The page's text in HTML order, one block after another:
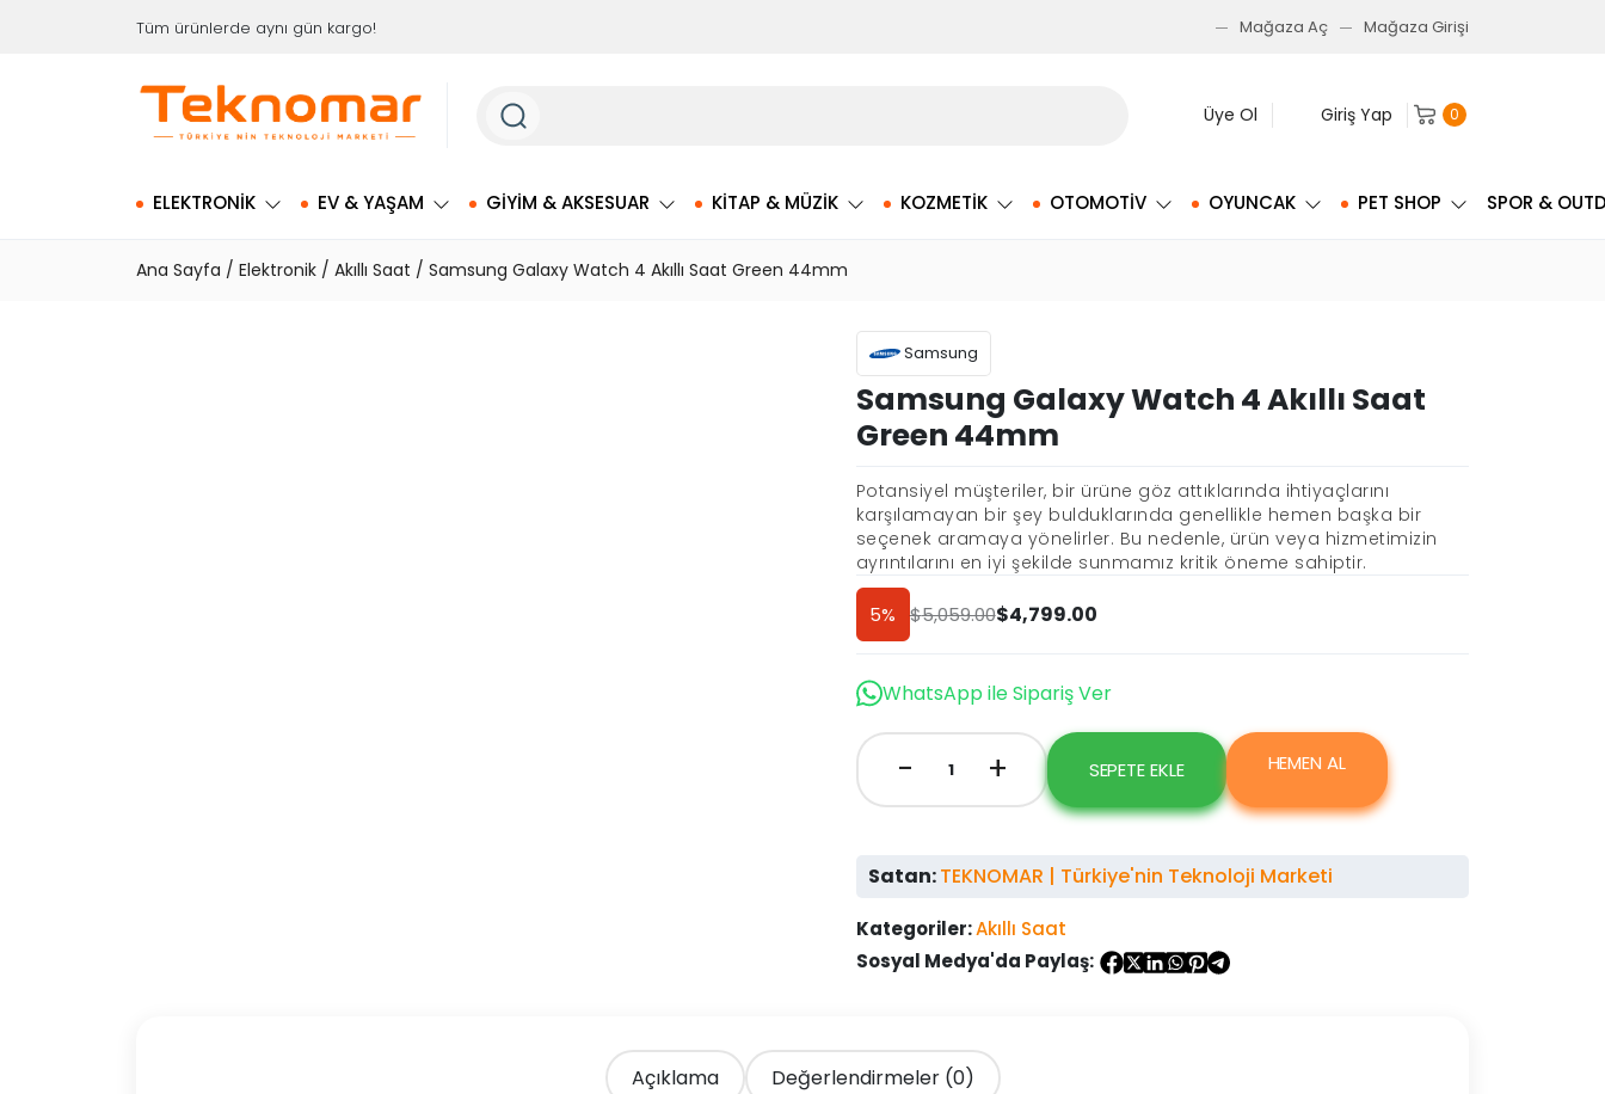
Tüm ürünlerde aynı gün kargo! Mağaza Aç Mağaza Girişi
Üye Ol Giriş Yap 0
ELEKTRONIK EV & YAŞAM GIYIM & AKSESUAR KITAP & MÜZIK KOZMETIK OTOMOTIV OYUNCAK PET SHOP SPOR &
Ana Sayfa / Elektronik / Akıllı Saat / Samsung Galaxy Watch 4 Akıllı Saat Green 44mm
Samsung
Samsung Galaxy Watch 4 Akıllı Saat
Green 44mm
Potansiyel müşteriler, bir ürüne göz attıklarında ihtiyaçlarını
karşılamayan bir şey bulduklarında genellikle hemen başka bir
seçenek aramaya yönelirler. Bu nedenle, ürün veya hizmetimizin
ayrıntılarını en iyi şekilde sunmamız kritik öneme sahiptir.
$5,059.00
Orijinal
$5,059.00.
$4,799.00
Şu
fiyat:
$4,799.00.
5%
WhatsApp ile Sipariş Ver
Samsung
Galaxy
Akıllı
Green
44mm
+
- SEPETE EKLE HEMEN AL
Satan:TEKNOMAR | Türkiye'nin Teknoloji Marketi
Kategoriler:Akıllı Saat
Sosyal Medya'da Paylaş:
Açıklama Değerlendirmeler (0)